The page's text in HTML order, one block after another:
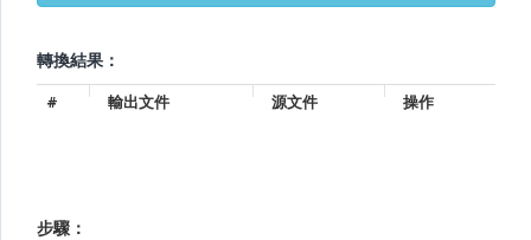
轉換結果：
# 輸出文件 源文件 操作
步驟：